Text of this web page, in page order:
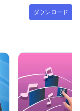
ダウンロード